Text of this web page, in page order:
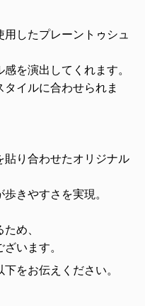
したプレーントゥシュ
を演出してくれます。
イルに合わせられま
貼り合わせたオリジナル
きやすさを実現。
め、
います。
をお伝えください。